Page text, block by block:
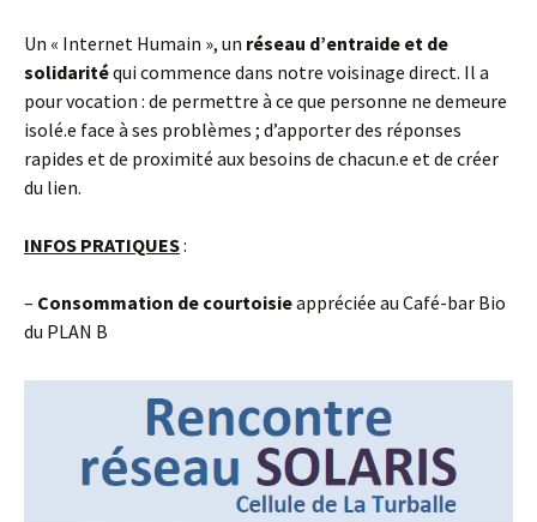
Un « Internet Humain », un réseau d’entraide et de
solidaritéqui commence dans notre voisinage direct. Il a
pour vocation : de permettre à ce que personne ne demeure
isolé.e face à ses problèmes ; d’apporter des réponses
rapides et de proximité aux besoins de chacun.e et de créer
du lien.
INFOS PRATIQUES:
– Consommation de courtoisieappréciée au Café-bar Bio
du PLAN B